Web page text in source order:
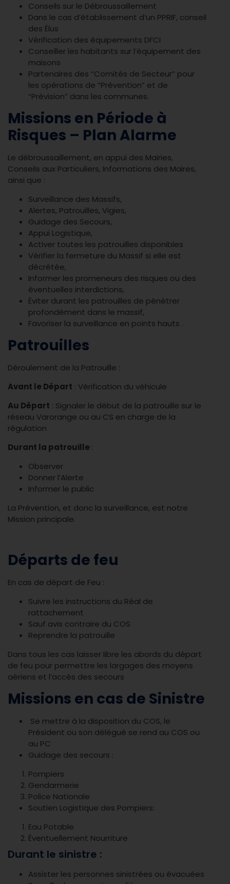
Conseils sur le Débroussaillement
Dans le cas d’établissement d’un PPRIF, conseil
des Élus
Vérification des équipements DFCI
Conseiller les habitants sur l’équipement des
maisons
Partenaires des “Comités de Secteur” pour
les opérations de “Prévention” et de
“Prévision” dans les communes.
Missions en Période à
Risques – Plan Alarme
Le débroussaillement, en appui des Mairies,
Conseils aux Particuliers, Informations des Maires,
ainsi que :
Surveillance des Massifs,
Alertes, Patrouilles, Vigies,
Guidage des Secours,
Appui Logistique,
Activer toutes les patrouilles disponibles
Vérifier la fermeture du Massif si elle est
décrétée,
Informer les promeneurs des risques ou des
éventuelles interdictions,
Éviter durant les patrouilles de pénétrer
profondément dans le massif,
Favoriser la surveillance en points hauts .
Patrouilles
Déroulement de la Patrouille :
Avant le Départ : Vérification du véhicule
Au Départ : Signaler le début de la patrouille sur le
réseau Varorange ou au CS en charge de la
régulation
Durant la patrouille :
Observer
Donner l’Alerte
Informer le public
La Prévention, et donc la surveillance, est notre
Mission principale.
Départs de feu
En cas de départ de Feu :
Suivre les instructions du Réal de
rattachement
Sauf avis contraire du COS
Reprendre la patrouille
Dans tous les cas laisser libre les abords du départ
de feu pour permettre les largages des moyens
aériens et l’accès des secours
Missions en cas de Sinistre
Se mettre à la disposition du COS, le
Président ou son délégué se rend au COS ou
au PC
Guidage des secours :
Pompiers
Gendarmerie
Police Nationale
Soutien Logistique des Pompiers:
Eau Potable
Éventuellement Nourriture
Durant le sinistre :
Assister les personnes sinistrées ou évacuées